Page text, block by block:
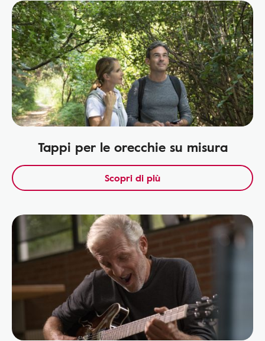
Tappi per le orecchie su misura
Scopri di più